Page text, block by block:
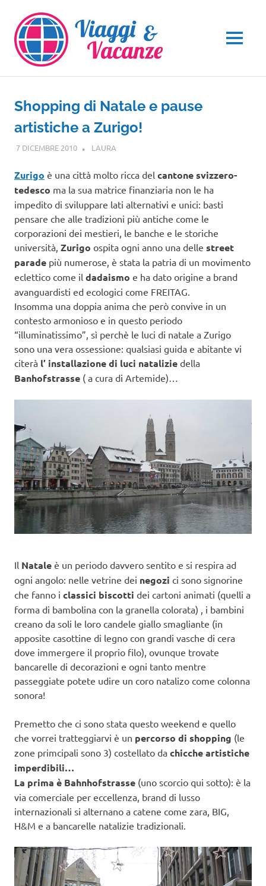
contenuto
MENU
Shopping di Natale e pause
artistiche a Zurigo!
7 DICEMBRE 2010 LAURA
Zurigo è una città molto ricca del cantone svizzero-
tedesco ma la sua matrice finanziaria non le ha
impedito di sviluppare lati alternativi e unici: basti
pensare che alle tradizioni più antiche come le
corporazioni dei mestieri, le banche e le storiche
università, Zurigo ospita ogni anno una delle street
parade più numerose, è stata la patria di un movimento
eclettico come il dadaismo e ha dato origine a brand
avanguardisti ed ecologici come FREITAG.
Insomma una doppia anima che però convive in un
contesto armonioso e in questo periodo
“illuminatissimo”, sì perchè le luci di natale a Zurigo
sono una vera ossessione: qualsiasi guida e abitante vi
citerà l’ installazione di luci natalizie della
Banhofstrasse ( a cura di Artemide)…
Il Natale è un periodo davvero sentito e si respira ad
ogni angolo: nelle vetrine dei negozi ci sono signorine
che fanno i classici biscotti dei cartoni animati (quelli a
forma di bambolina con la granella colorata) , i bambini
creano da soli le loro candele giallo smagliante (in
apposite casottine di legno con grandi vasche di cera
dove immergere il proprio filo), ovunque trovate
bancarelle di decorazioni e ogni tanto mentre
passeggiate potete udire un coro natalizo come colonna
sonora!
Premetto che ci sono stata questo weekend e quello
che vorrei tratteggiarvi è un percorso di shopping (le
zone primcipali sono 3) costellato da chicche artistiche
imperdibili…
La prima è Bahnhofstrasse (uno scorcio qui sotto): è la
via comerciale per eccellenza, brand di lusso
internazionali si alternano a catene come zara, BIG,
H&M e a bancarelle natalizie tradizionali.